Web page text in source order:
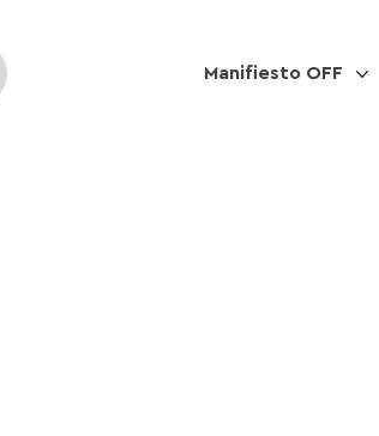
Manifiesto OFF